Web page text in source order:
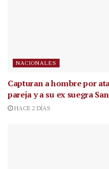
NACIONALES
Capturan a hombre por
pareja y a su ex suegra
HACE 2 DÍAS